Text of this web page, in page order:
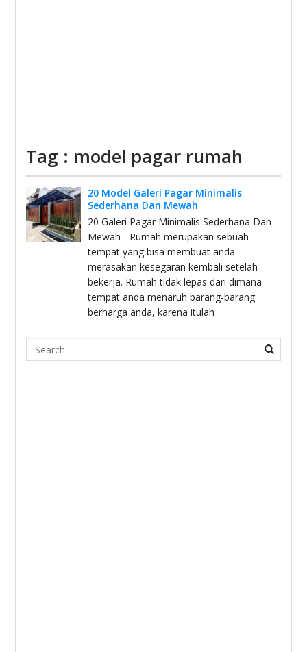
Tag : model pagar rumah
20 Model Galeri Pagar Minimalis
Sederhana Dan Mewah
20 Galeri Pagar Minimalis Sederhana Dan
Mewah - Rumah merupakan sebuah
tempat yang bisa membuat anda
merasakan kesegaran kembali setelah
bekerja. Rumah tidak lepas dari dimana
tempat anda menaruh barang-barang
berharga anda, karena itulah
Search